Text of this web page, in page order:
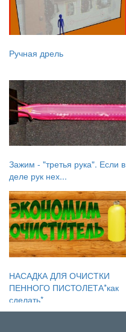
Ручная дрель
Зажим - "третья рука". Если в
деле рук нех...
НАСАДКА ДЛЯ ОЧИСТКИ
ПЕННОГО ПИСТОЛЕТА*как
сделать*